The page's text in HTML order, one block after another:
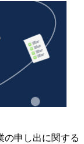
の申し出に関する